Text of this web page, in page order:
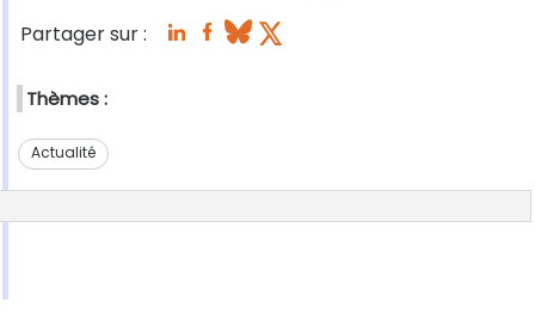
Partager sur :
Thèmes :
Actualité